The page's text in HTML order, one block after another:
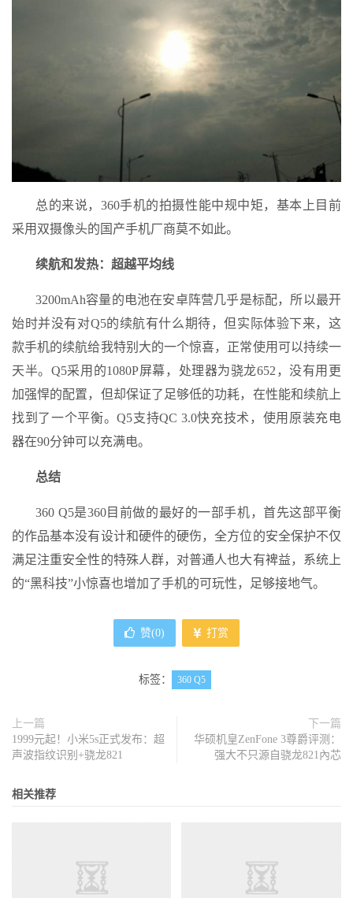
总的来说，360手机的拍摄性能中规中矩，基本上目前
采用双摄像头的国产手机厂商莫不如此。
续航和发热：超越平均线
3200mAh容量的电池在安卓阵营几乎是标配，所以最开
始时并没有对Q5的续航有什么期待，但实际体验下来，这
款手机的续航给我特别大的一个惊喜，正常使用可以持续一
天半。Q5采用的1080P屏幕，处理器为骁龙652，没有用更
加强悍的配置，但却保证了足够低的功耗，在性能和续航上
找到了一个平衡。Q5支持QC 3.0快充技术，使用原装充电
器在90分钟可以充满电。
总结
360 Q5是360目前做的最好的一部手机，首先这部平衡
的作品基本没有设计和硬件的硬伤，全方位的安全保护不仅
满足注重安全性的特殊人群，对普通人也大有裨益，系统上
的“黑科技”小惊喜也增加了手机的可玩性，足够接地气。
赞(0) 打赏
标签： 360 Q5
上一篇
1999元起！小米5s正式发布：超
声波指纹识别+骁龙821
下一篇
华硕机皇ZenFone 3尊爵评测：
强大不只源自骁龙821內芯
相关推荐